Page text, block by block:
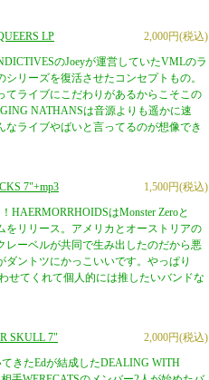
2,000円(税込)
LP
のJoeyが運営していたVMLのラ
リーズを復活させたコンセプトもの。
ライブにこだわりがあるからこそこの
NATHANSは音源よりも遥かに速
ライブやばいと言ってるのが想像でき
1,500円(税込)
7"+mp3
HAERMORRHOIDSはMonster Zeroと
をリリース。アメリカとオーストリアの
ーベルが共同で生み出したのだから悪
ントツにかっこいいです。やっぱり
せてくれて個人的には推したいバンドな
2,000円(税込)
SKULL 7"
きたEdが結成したDEALING WITH